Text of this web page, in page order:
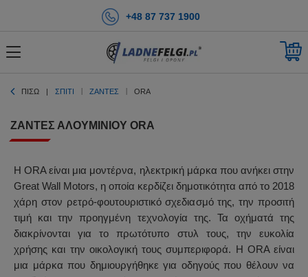
+48 87 737 1900
ΠΊΣΩ ΣΠΊΤΙ ΖΆΝΤΕΣ ORA
ΖΆΝΤΕΣ ΑΛΟΥΜΙΝΊΟΥ ORA
Η ORA είναι μια μοντέρνα, ηλεκτρική μάρκα που ανήκει στην
Great Wall Motors, η οποία κερδίζει δημοτικότητα από το 2018
χάρη στον ρετρό-φουτουριστικό σχεδιασμό της, την προσιτή
τιμή και την προηγμένη τεχνολογία της. Τα οχήματά της
διακρίνονται για το πρωτότυπο στυλ τους, την ευκολία
χρήσης και την οικολογική τους συμπεριφορά. Η ORA είναι
μια μάρκα που δημιουργήθηκε για οδηγούς που θέλουν να